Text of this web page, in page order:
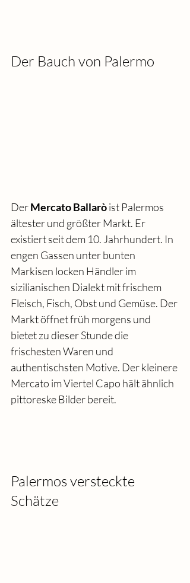
Der Bauch von Palermo
Der Mercato Ballarò ist Palermos
ältester und größter Markt. Er
existiert seit dem 10. Jahrhundert. In
engen Gassen unter bunten
Markisen locken Händler im
sizilianischen Dialekt mit frischem
Fleisch, Fisch, Obst und Gemüse. Der
Markt öffnet früh morgens und
bietet zu dieser Stunde die
frischesten Waren und
authentischsten Motive. Der kleinere
Mercato im Viertel Capo hält ähnlich
pittoreske Bilder bereit.
Palermos versteckte
Schätze